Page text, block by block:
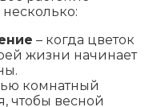
несколько:
– когда цветок
жизни начинает
комнатный
чтобы весной